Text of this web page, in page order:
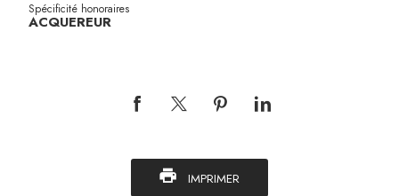
Spécificité honoraires
ACQUEREUR
IMPRIMER